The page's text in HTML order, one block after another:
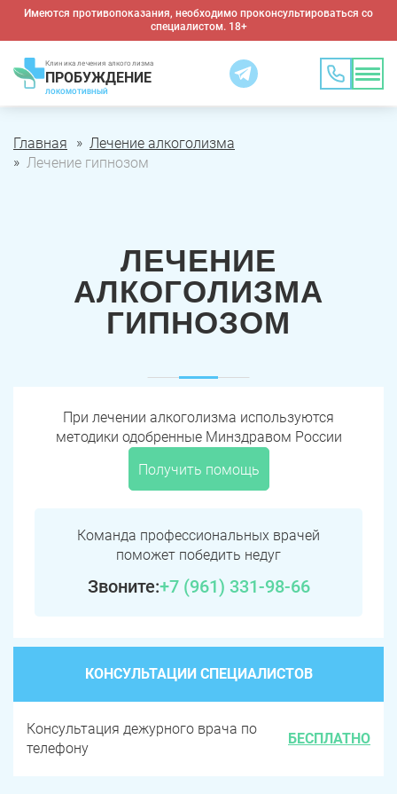
Имеются противопоказания, необходимо проконсультироваться со
специалистом. 18+
Клиника лечения алкоголизма
ПРОБУЖДЕНИЕ
ЛОКОМОТИВНЫЙ
Главная
Лечение алкоголизма
Лечение гипнозом
ЛЕЧЕНИЕ
АЛКОГОЛИЗМА
ГИПНОЗОМ
При лечении алкоголизма используются
методики одобренные Минздравом России
Получить помощь
Команда профессиональных врачей
поможет победить недуг
Звоните:+7 (961) 331-98-66
КОНСУЛЬТАЦИИ СПЕЦИАЛИСТОВ
Консультация дежурного врача по
телефону
БЕСПЛАТНО